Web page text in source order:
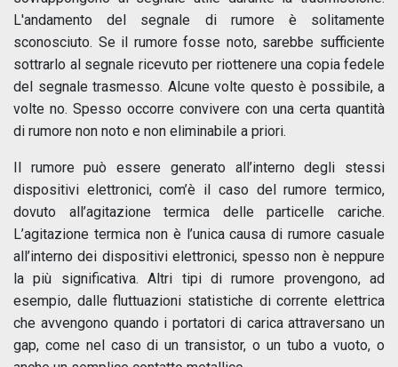
L'andamento del segnale di rumore è solitamente
sconosciuto. Se il rumore fosse noto, sarebbe sufficiente
sottrarlo al segnale ricevuto per riottenere una copia fedele
del segnale trasmesso. Alcune volte questo è possibile, a
volte no. Spesso occorre convivere con una certa quantità
di rumore non noto e non eliminabile a priori.
Il rumore può essere generato all’interno degli stessi
dispositivi elettronici, com’è il caso del rumore termico,
dovuto all’agitazione termica delle particelle cariche.
L’agitazione termica non è l’unica causa di rumore casuale
all’interno dei dispositivi elettronici, spesso non è neppure
la più significativa. Altri tipi di rumore provengono, ad
esempio, dalle fluttuazioni statistiche di corrente elettrica
che avvengono quando i portatori di carica attraversano un
gap, come nel caso di un transistor, o un tubo a vuoto, o